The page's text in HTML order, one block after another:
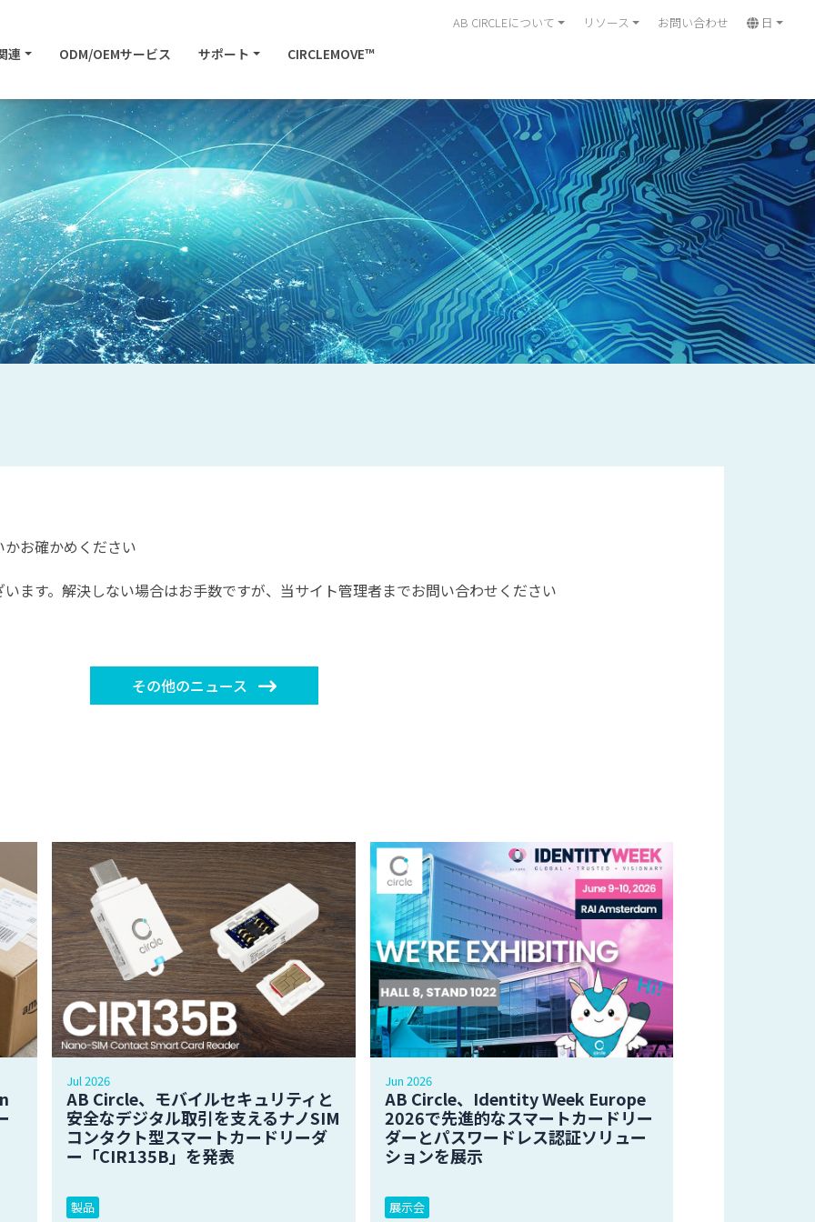
AB CIRCLEについて リソース お問い合わせ 日
連 ODM/OEMサービス サポート CIRCLEMOVE™
お確かめください
ます。解決しない場合はお手数ですが、当サイト管理者までお問い合わせください
その他のニュース
Jul 2026
AB Circle、モバイルセキュリティと
安全なデジタル取引を支えるナノSIM
コンタクト型スマートカードリーダ
ー「CIR135B」を発表
製品
Jun 2026
AB Circle、Identity Week Europe
2026で先進的なスマートカードリー
ダーとパスワードレス認証ソリュー
ションを展示
展示会